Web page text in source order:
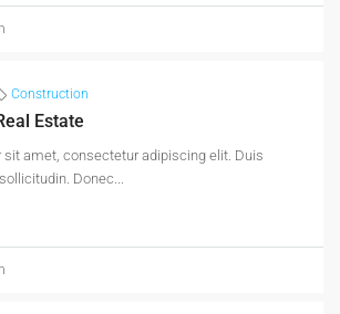
Construction
Estate
sit amet, consectetur adipiscing elit. Duis
Donec...